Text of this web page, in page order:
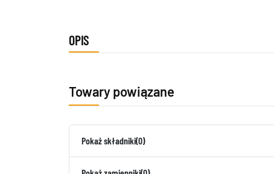
OPIS
Towary powiązane
Pokaż składniki(0)